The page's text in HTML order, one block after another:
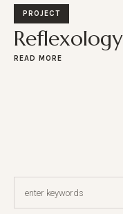
PROJECT
Reflexology
READ MORE